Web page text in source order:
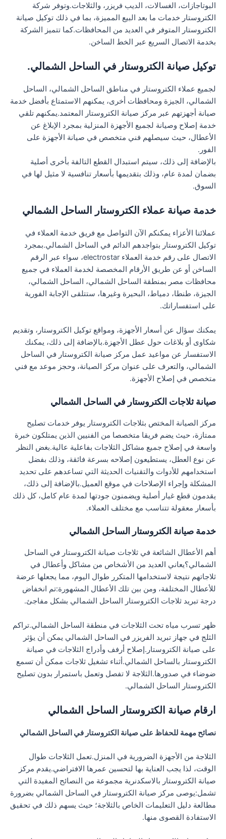
البوتاجازات، الغسالات، الديب فريزر، والثلاجات.وتوفر شركة
الكتروستار خدمات ما بعد البيع المميزة، بما في ذلك توكيل صيانة
الكتروستار المتوفر في العديد من المحافظات.كما تتميز الشركة
بخدمة الاتصال السريع عبر الخط الساخن.
توكيل صيانة الكتروستار في الساحل الشمالي.
لجميع عملاء الكتروستار في مناطق الساحل الشمالي، الساحل
الشمالي، الجيزة ومحافظات أخرى، يمكنهم الاستمتاع بأفضل خدمة
صيانة أجهزتهم عبر مركز صيانة الكتروستار المعتمد.يمكنهم تلقي
خدمة إصلاح وصيانة لجميع الأجهزة المنزلية بمجرد الإبلاغ عن
الأعطال، حيث سيصلهم فني متخصص في صيانة الأجهزة على
الفور.
بالإضافة إلى ذلك، سيتم استبدال القطع التالفة بأخرى أصلية
بضمان لمدة عام، وذلك بتقديمها بأسعار تنافسية لا مثيل لها في
السوق.
خدمة صيانة عملاء الكتروستار الساحل الشمالي
عملائنا الأعزاء يمكنكم الآن التواصل مع فريق خدمة العملاء في
توكيل الكتروستار بتواجدهم الدائم في الساحل الشمالي.بمجرد
الاتصال على رقم خدمة العملاء electrostar، سواء عبر الرقم
الساخن أو عن طريق الأرقام المخصصة لخدمة العملاء في جميع
محافظات مصر بمنطقة الساحل الشمالي، الساحل الشمالي،
الجيزة، طنطا، دمياط، البحيرة وغيرها، ستتلقى الإجابة الفورية
على استفساراتك.
يمكنك سؤال عن أسعار الأجهزة، ومواقع توكيل الكتروستار، وتقديم
شكاوى أو بلاغات حول عطل الأجهزة.بالإضافة إلى ذلك، يمكنك
الاستفسار عن مواعيد عمل مركز صيانة الكتروستار في الساحل
الشمالي، والتعرف على عنوان مركز الصيانة، وحجز موعد مع فني
متخصص في إصلاح الأجهزة.
صيانة ثلاجات الكتروستار في الساحل الشمالي
مركز الصيانة المختص بثلاجات الكتروستار يوفر خدمات تصليح
ممتازة، حيث يضم فريقا متخصصا من الفنيين الذين يمتلكون خبرة
واسعة في إصلاح جميع مشاكل الثلاجات بفاعلية عالية.بغض النظر
عن نوع العطل، يستطيعون إصلاحه بسرعة فائقة، وذلك بفضل
استخدامهم للأدوات والتقنيات الحديثة التي تساعدهم على تحديد
المشكلة وإجراء الإصلاحات في موقع العميل.بالإضافة إلى ذلك،
يقدمون قطع غيار أصلية ويضمنون جودتها لمدة عام كامل، كل ذلك
بأسعار معقولة تتناسب مع مختلف العملاء.
خدمة صيانة الكتروستار الساحل الشمالي
أهم الأعطال الشائعة في ثلاجات صيانة الكتروستار في الساحل
الشمالي؟يعاني العديد من الأشخاص من مشاكل وأعطال في
ثلاجاتهم نتيجة لاستخدامها المتكرر طوال اليوم، مما يجعلها عرضة
للأعطال المختلفة، ومن بين تلك الأعطال المشهورة:تم انخفاض
درجة تبريد ثلاجات الكتروستار الساحل الشمالي بشكل مفاجئ.
ظهر تسرب مياه تحت الثلاجات في منطقة الساحل الشمالي.تراكم
الثلج في جهاز تبريد الفريزر في الساحل الشمالي يمكن أن يؤثر
على صيانة الكتروستار.إصلاح أرفف وأدراج الثلاجات في صيانة
الكتروستار بالساحل الشمالي.أثناء تشغيل ثلاجات ممكن أن تسمع
ضوضاء في صدورها.الثلاجة لا تفصل وتعمل باستمرار بدون تصليح
الكتروستار الساحل الشمالي.
ارقام صيانة الكتروستار الساحل الشمالي
نصائح مهمة للحفاظ على صيانة الكتروستار في الساحل الشمالي
الثلاجة من الأجهزة الضرورية في المنزل.تعمل الثلاجات طوال
الوقت، لذا يجب العناية بها لتحسين عمرها الافتراضي.يقدم مركز
صيانة الكتروستار بالاسكدنرية مجموعة من النصائح المفيدة التي
تشمل:يوصى مركز صيانة الكتروستار في الساحل الشمالي بضرورة
مطالعة دليل التعليمات الخاص بالثلاجة؛ حيث يسهم ذلك في تحقيق
الاستفادة القصوى منها.